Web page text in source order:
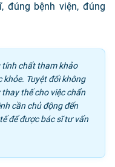
đúng bệnh viện, đúng
tính chất tham khảo
Tuyệt đối không
thế cho việc chẩn
cần chủ động đến
để được bác sĩ tư vấn